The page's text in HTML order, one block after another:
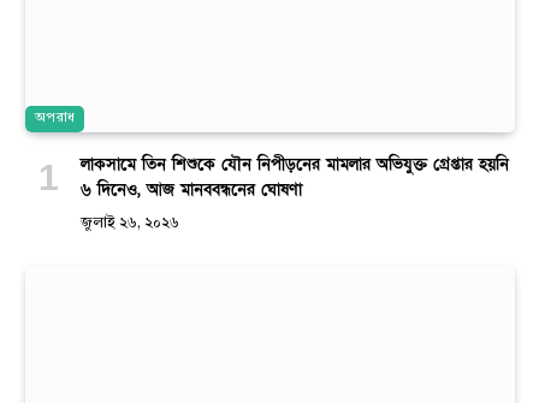
অপরাধ
লাকসামে তিন শিশুকে যৌন নিপীড়নের মামলার অভিযুক্ত গ্রেপ্তার হয়নি
৬ দিনেও, আজ মানববন্ধনের ঘোষণা
জুলাই ২৬, ২০২৬